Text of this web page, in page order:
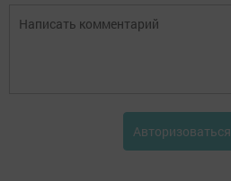
Авторизоваться